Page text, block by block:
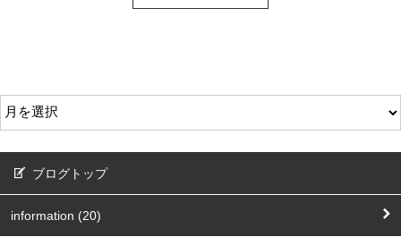
ブログトップ
information (20)